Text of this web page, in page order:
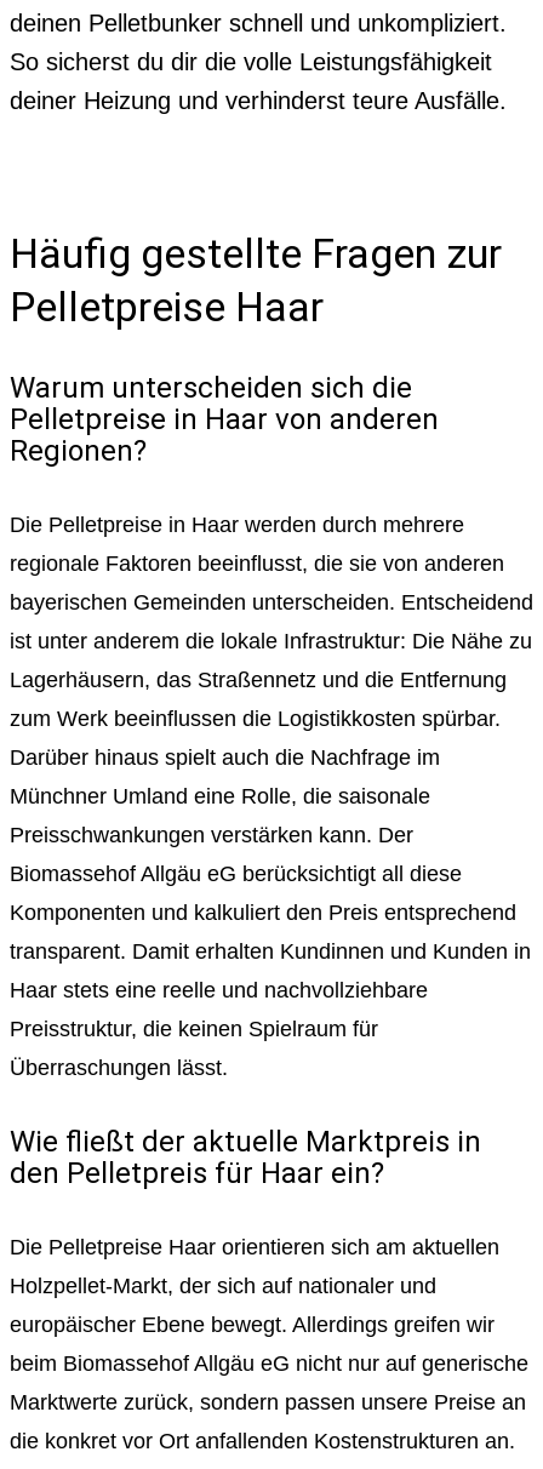
deinen Pelletbunker schnell und unkompliziert.
So sicherst du dir die volle Leistungsfähigkeit
deiner Heizung und verhinderst teure Ausfälle.
Häufig gestellte Fragen zur
Pelletpreise Haar
Warum unterscheiden sich die
Pelletpreise in Haar von anderen
Regionen?
Die Pelletpreise in Haar werden durch mehrere
regionale Faktoren beeinflusst, die sie von anderen
bayerischen Gemeinden unterscheiden. Entscheidend
ist unter anderem die lokale Infrastruktur: Die Nähe zu
Lagerhäusern, das Straßennetz und die Entfernung
zum Werk beeinflussen die Logistikkosten spürbar.
Darüber hinaus spielt auch die Nachfrage im
Münchner Umland eine Rolle, die saisonale
Preisschwankungen verstärken kann. Der
Biomassehof Allgäu eG berücksichtigt all diese
Komponenten und kalkuliert den Preis entsprechend
transparent. Damit erhalten Kundinnen und Kunden in
Haar stets eine reelle und nachvollziehbare
Preisstruktur, die keinen Spielraum für
Überraschungen lässt.
Wie fließt der aktuelle Marktpreis in
den Pelletpreis für Haar ein?
Die Pelletpreise Haar orientieren sich am aktuellen
Holzpellet-Markt, der sich auf nationaler und
europäischer Ebene bewegt. Allerdings greifen wir
beim Biomassehof Allgäu eG nicht nur auf generische
Marktwerte zurück, sondern passen unsere Preise an
die konkret vor Ort anfallenden Kostenstrukturen an.